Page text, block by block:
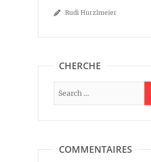
Rudi Hurzlmeier
CHERCHE
COMMENTAIRES